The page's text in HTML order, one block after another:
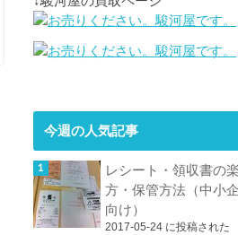
今週の人気記事
レシート・領収書の
方・保管方法（中小
向け）
2017-05-24 に投稿された